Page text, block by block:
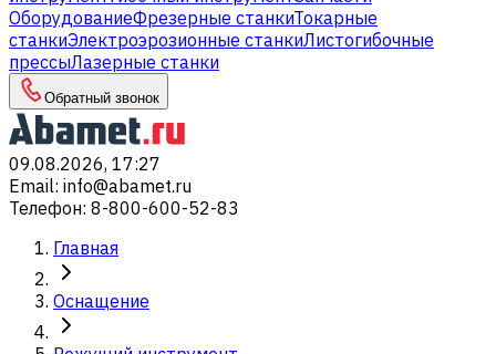
ОборудованиеФрезерные станкиТокарные
станкиЭлектроэрозионные станкиЛистогибочные
прессыЛазерные станки
Обратный звонок
09.08.2026, 17:27
Email: info@abamet.ru
Телефон: 8-800-600-52-83
Главная
Оснащение